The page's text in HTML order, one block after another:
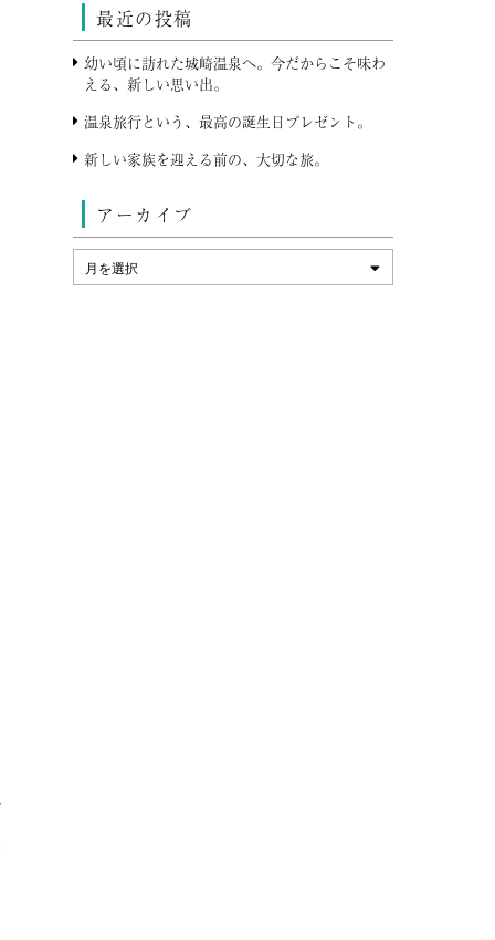
最近の投稿
幼い頃に訪れた城崎温泉へ。今だからこそ味わ
える、新しい思い出。
温泉旅行という、最高の誕生日プレゼント。
新しい家族を迎える前の、大切な旅。
アーカイブ